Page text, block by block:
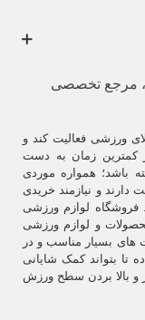
مرجع تخصصی
ورزشی فعالیت کند و
کمترین زمان به دست
باشد؛ همواره موردی
دارند و نیازمند خریدی
فروشگاه لوازم ورزشی
و لوازم ورزشی
های بسیار مناسب و در
تا بتواند کمک شایانی
و بالا بردن سطح ورزش